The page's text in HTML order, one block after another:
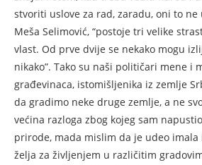
stvoriti uslove za rad, zaradu, oni to ne
Meša Selimović, “postoje tri velike
vlast. Od prve dvije se nekako mogu
nikako”. Tako su naši političari mene i
građevinaca, istomišljenika iz zemlje
da gradimo neke druge zemlje, a ne
većina razloga zbog kojeg sam
prirode, mada mislim da je udeo imala
želja za življenjem u različitim